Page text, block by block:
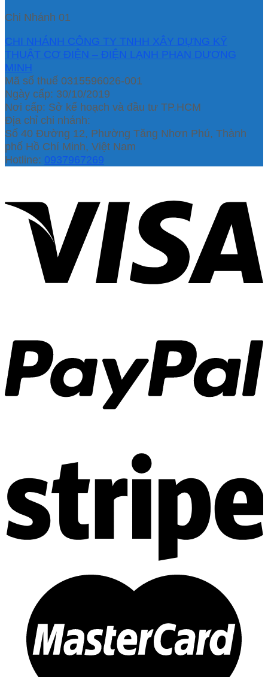
Chi Nhánh 01
CHI NHÁNH CÔNG TY TNHH XÂY DỰNG KỸ
THUẬT CƠ ĐIỆN – ĐIỆN LẠNH PHAN DƯƠNG
MINH
Mã số thuế 0315596026-001
Ngày cấp: 30/10/2019
Nơi cấp: Sở kế hoạch và đầu tư TP.HCM
Địa chỉ chi nhánh:
Số 40 Đường 12, Phường Tăng Nhơn Phú, Thành
phố Hồ Chí Minh, Việt Nam
Hotline: 0937967269